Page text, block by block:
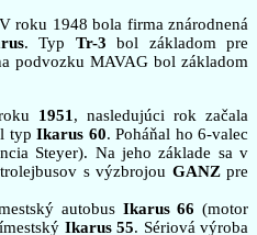
roku 1948 bola firma znárodnená
. Typ Tr-3 bol základom pre
podvozku MAVAG bol základom
1951 , nasledujúci rok začala
typ Ikarus 60. Poháňal ho 6-valec
Steyer). Na jeho základe sa v
s výzbrojou GANZpre
autobus Ikarus 66 (motor
Ikarus 55. Sériová výroba